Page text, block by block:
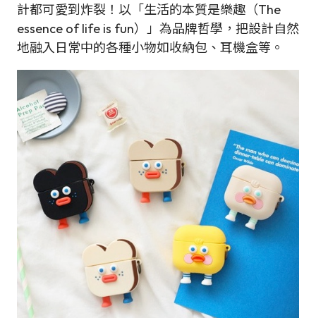
計都可愛到炸裂！以「生活的本質是樂趣（The
essence of life is fun）」為品牌哲學，把設計自然
地融入日常中的各種小物如收納包、耳機盒等。